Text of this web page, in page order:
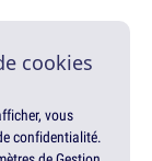
cookies
vous
confidentialité.